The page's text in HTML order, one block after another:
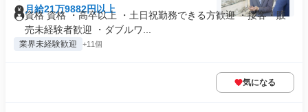
月給21万9882円以上
資格 資格 ・高卒以上 ・土日祝勤務できる方歓迎 ・接客・販
売未経験者歓迎 ・ダブルワ...
業界未経験歓迎 +11個
気になる